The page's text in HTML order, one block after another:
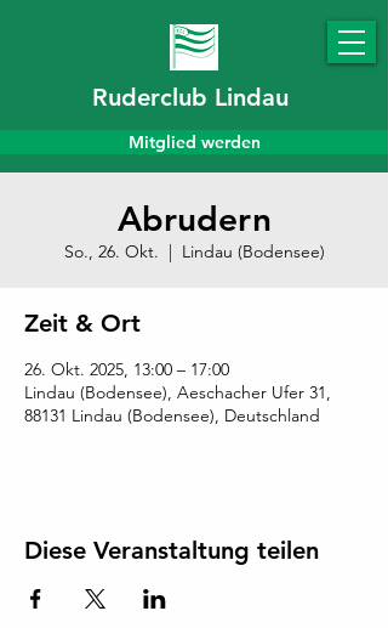
Ruderclub Lindau
Mitglied werden
Abrudern
So., 26. Okt.
  |
Lindau (Bodensee)
Zeit & Ort
26. Okt. 2025, 13:00 – 17:00
Lindau (Bodensee), Aeschacher Ufer 31,
88131 Lindau (Bodensee), Deutschland
Diese Veranstaltung teilen